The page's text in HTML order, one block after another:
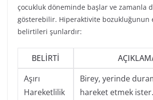
çocukluk döneminde başlar ve zamanla
gösterebilir. Hiperaktivite bozukluğunun
belirtileri şunlardır:
BELIRTI
Aşırı
Hareketlilik
Birey, yerinde
hareket etmek ister.